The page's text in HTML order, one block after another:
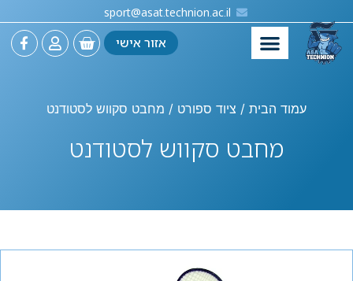
sport@asat.technion.ac.il
אזור אישי
עמוד הבית / ציוד ספורט / מחבט סקווש לסטודנט
מחבט סקווש לסטודנט